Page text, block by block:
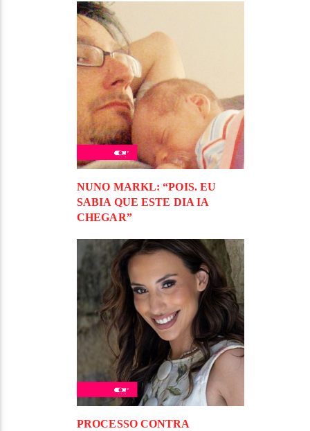
NUNO MARKL: “POIS. EU
SABIA QUE ESTE DIA IA
CHEGAR”
PROCESSO CONTRA